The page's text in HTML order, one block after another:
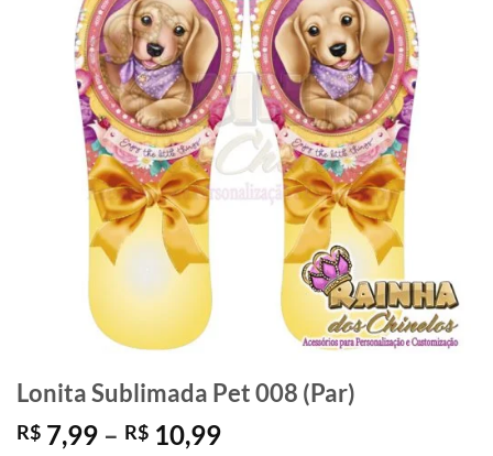
Lonita Sublimada Pet 008 (Par)
R$ 7,99 – R$ 10,99Faixa